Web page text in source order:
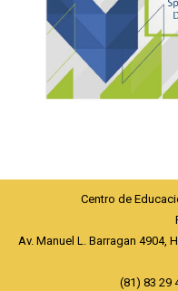
Centro de
Av. Manuel L. Barragan 4904,
(81) 83 29